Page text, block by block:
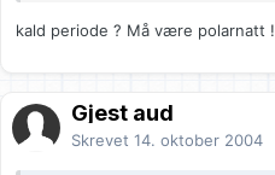
kald periode ? Må være polarnatt !
Gjest aud
Skrevet 14. oktober 2004